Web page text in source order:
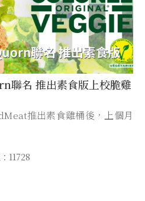
聯名 推出素食版上校脆雞
推出素食雞桶後，上個月
11728